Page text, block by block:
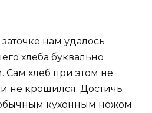
нам удалось
хлеба буквально
Сам хлеб при этом не
не крошился. Достичь
обычным кухонным ножом